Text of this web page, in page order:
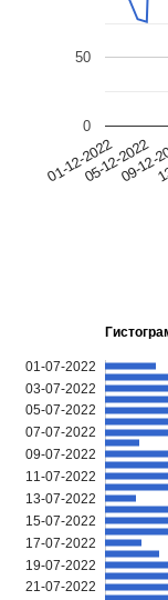
01
-12
-2022
05
-12
-2022
09
-
12
-
0
50
01-07-2022
03-07-2022
05-07-2022
07-07-2022
09-07-2022
11-07-2022
13-07-2022
15-07-2022
17-07-2022
19-07-2022
21-07-2022